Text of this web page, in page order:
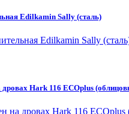
Edilkamin Sally (сталь)
Hark 116 ECOplus